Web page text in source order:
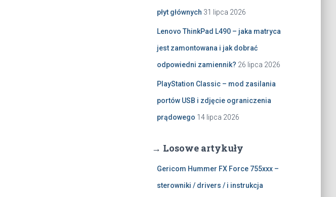
płyt głównych 31 lipca 2026
Lenovo ThinkPad L490 – jaka matryca
jest zamontowana i jak dobrać
odpowiedni zamiennik? 26 lipca 2026
PlayStation Classic – mod zasilania
portów USB i zdjęcie ograniczenia
prądowego 14 lipca 2026
→ Losowe artykuły
Gericom Hummer FX Force 755xxx –
sterowniki / drivers / i instrukcja